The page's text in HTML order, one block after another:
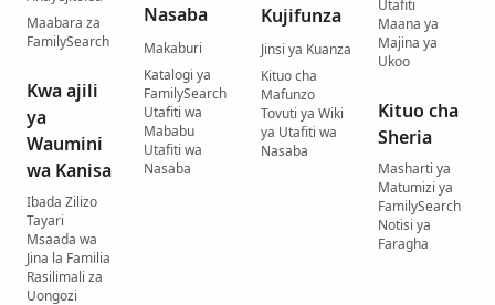
Maabara za
FamilySearch
Kwa ajili
ya
Waumini
wa Kanisa
Ibada Zilizo
Tayari
Msaada wa
Jina la Familia
Rasilimali za
Uongozi
Nasaba
Makaburi
Katalogi ya
FamilySearch
Utafiti wa
Mababu
Utafiti wa
Nasaba
Kujifunza
Jinsi ya Kuanza
Kituo cha
Mafunzo
Tovuti ya Wiki
ya Utafiti wa
Nasaba
Utafiti
Maana ya
Majina ya
Ukoo
Kituo cha
Sheria
Masharti ya
Matumizi ya
FamilySearch
Notisi ya
Faragha